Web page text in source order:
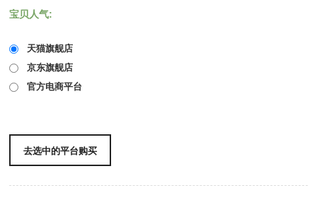
宝贝人气:
天猫旗舰店
京东旗舰店
官方电商平台
去选中的平台购买